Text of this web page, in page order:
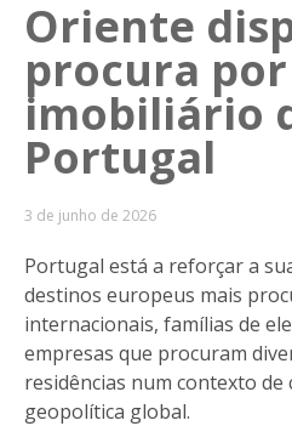
Oriente
procura por
imobiliário
Portugal
3 de junho de 2026
Portugal está a reforçar a
destinos europeus mais
internacionais, famílias de
empresas que procuram
residências num contexto
geopolítica global.